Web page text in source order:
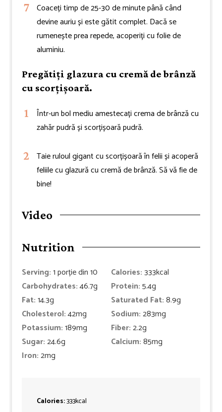
Coaceți timp de 25-30 de minute până când
devine auriu și este gătit complet. Dacă se
rumenește prea repede, acoperiți cu folie de
aluminiu.
Pregătiți glazura cu cremă de brânză
cu scorțișoară.
Într-un bol mediu amestecați crema de brânză cu
zahăr pudră și scorțișoară pudră.
Taie ruloul gigant cu scorțișoară în felii și acoperă
feliile cu glazură cu cremă de brânză. Să vă fie de
bine!
Video
Nutrition
Serving:1porție din 10 Calories:333kcal
Carbohydrates:46.7g Protein:5.4g
Fat:14.3g Saturated Fat:8.9g
Cholesterol:42mg Sodium:283mg
Potassium:189mg Fiber:2.2g
Sugar:24.6g Calcium:85mg
Iron:2mg
Calories:333kcal